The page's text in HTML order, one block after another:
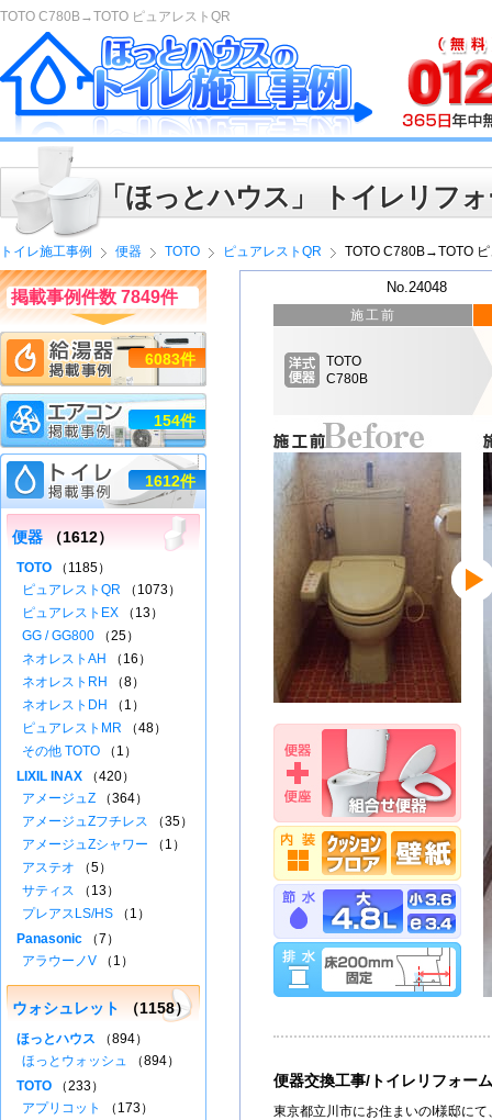
TOTO C780B→TOTO ピュアレストQR
「ほっとハウス」 トイレリフ
トイレ施工事例 便器 TOTO ピュアレストQR TOTO C780B→TOTO
No.24048
施工前
TOTO
C780B
便器交換工事/トイレリフォーム
東京都立川市にお住まいのI様邸にて
掲載事例件数 7849件
6083件
154件
1612件
便器 （1612）
TOTO （1185）
ピュアレストQR （1073）
ピュアレストEX （13）
GG / GG800 （25）
ネオレストAH
（16）
ネオレストRH
（8）
ネオレストDH
（1）
ピュアレストMR （48）
その他 TOTO （1）
LIXIL INAX （420）
アメージュZ （364）
アメージュZフチレス （35）
アメージュZシャワー （1）
アステオ （5）
サティス （13）
プレアスLS/HS （1）
Panasonic （7）
アラウーノV （1）
ウォシュレット （1158）
ほっとハウス （894）
ほっとウォッシュ （894）
TOTO （233）
アプリコット
（173）